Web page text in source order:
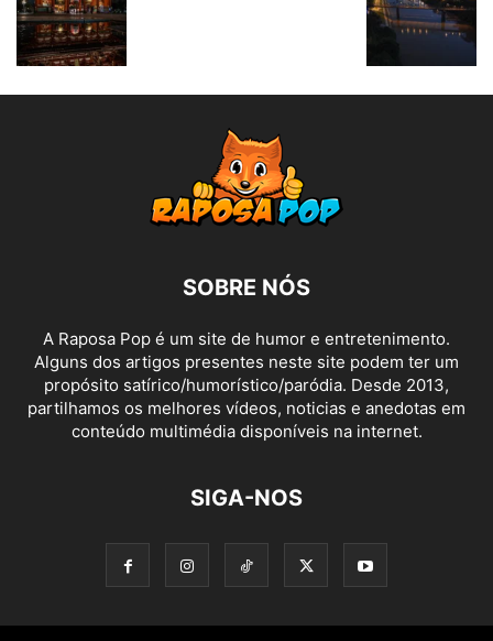
SOBRE NÓS
A Raposa Pop é um site de humor e entretenimento.
Alguns dos artigos presentes neste site podem ter um
propósito satírico/humorístico/paródia. Desde 2013,
partilhamos os melhores vídeos, noticias e anedotas em
conteúdo multimédia disponíveis na internet.
SIGA-NOS